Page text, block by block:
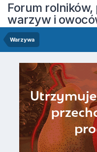
Forum
warzyw i
Warzywa